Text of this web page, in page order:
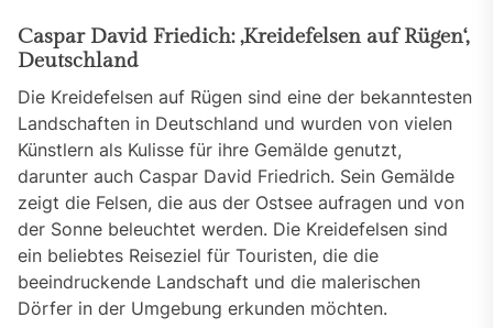
Caspar David Friedich: ‚Kreidefelsen auf Rügen‘,
Deutschland
Die Kreidefelsen auf Rügen sind eine der bekanntesten
Landschaften in Deutschland und wurden von vielen
Künstlern als Kulisse für ihre Gemälde genutzt,
darunter auch Caspar David Friedrich. Sein Gemälde
zeigt die Felsen, die aus der Ostsee aufragen und von
der Sonne beleuchtet werden. Die Kreidefelsen sind
ein beliebtes Reiseziel für Touristen, die die
beeindruckende Landschaft und die malerischen
Dörfer in der Umgebung erkunden möchten.